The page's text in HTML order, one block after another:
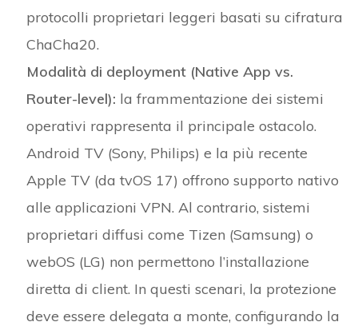
protocolli proprietari leggeri basati su cifratura
ChaCha20.
Modalità di deployment (Native App vs.
Router-level): la frammentazione dei sistemi
operativi rappresenta il principale ostacolo.
Android TV (Sony, Philips) e la più recente
Apple TV (da tvOS 17) offrono supporto nativo
alle applicazioni VPN. Al contrario, sistemi
proprietari diffusi come Tizen (Samsung) o
webOS (LG) non permettono l’installazione
diretta di client. In questi scenari, la protezione
deve essere delegata a monte, configurando la